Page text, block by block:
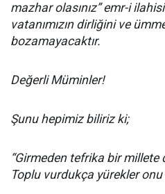
mazhar olasınız” emr-i
vatanımızın dirliğini ve
bozamayacaktır.
Değerli Müminler!
Şunu hepimiz biliriz ki;
“Girmeden tefrika bir millete
Toplu vurdukça yürekler